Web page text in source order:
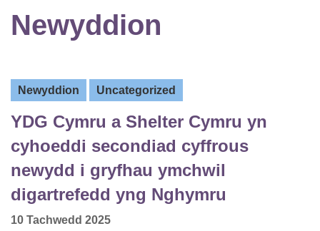
Newyddion
Newyddion Uncategorized
YDG Cymru a Shelter Cymru yn
cyhoeddi secondiad cyffrous
newydd i gryfhau ymchwil
digartrefedd yng Nghymru
10 Tachwedd 2025